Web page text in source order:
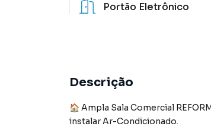
Portão Eletrônico
Descrição
🏠 Ampla Sala Comercial
instalar Ar-Condicionado.